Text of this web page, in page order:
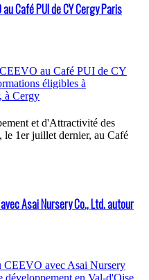
Café PUI de CY Cergy Paris
et d'Attractivité des
le 1er juillet dernier, au Café
Asai Nursery Co., Ltd. autour